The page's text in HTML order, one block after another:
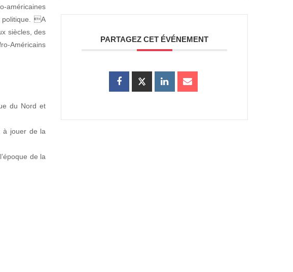
américaines
politique. A
siècles, des
Américains
du Nord et
à jouer de la
de la
PARTAGEZ CET ÉVÉNEMENT